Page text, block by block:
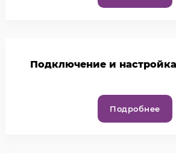
Подключение и
Подробнее